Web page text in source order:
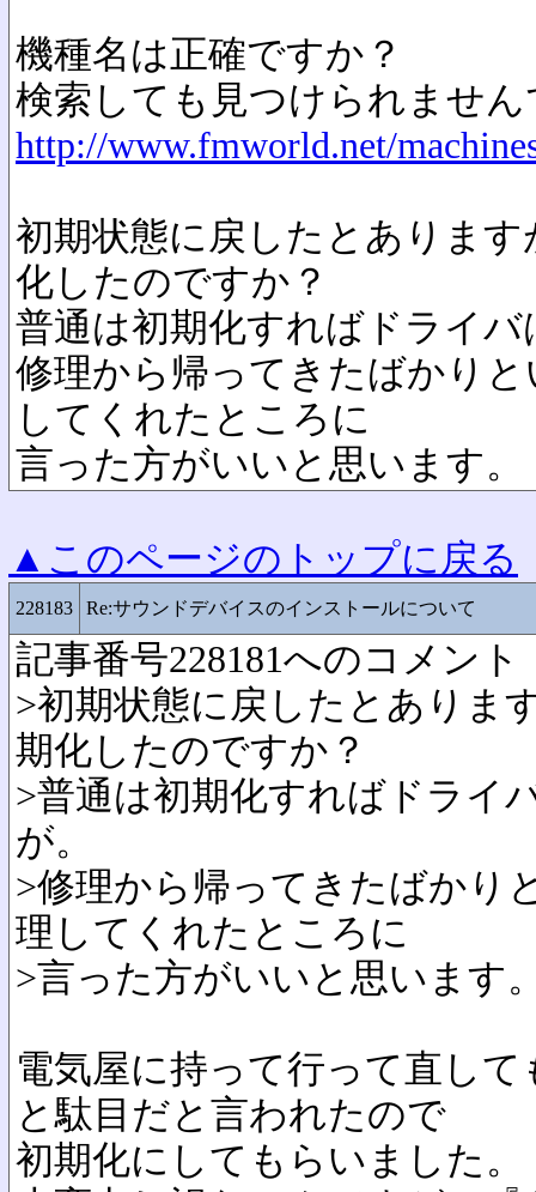
機種名は正確ですか？
検索しても見つけられませ
http://www.fmworld.net/
初期状態に戻したとありま
化したのですか？
普通は初期化すればドライ
修理から帰ってきたばかり
してくれたところに
言った方がいいと思います。
▲このページのトップに戻る
228183 Re:サウンドデバイスのインストールについて
記事番号228181へのコメント
>初期状態に戻したとありま
期化したのですか？
>普通は初期化すればドライ
が。
>修理から帰ってきたばかり
理してくれたところに
>言った方がいいと思います
電気屋に持って行って直し
と駄目だと言われたので
初期化にしてもらいました。